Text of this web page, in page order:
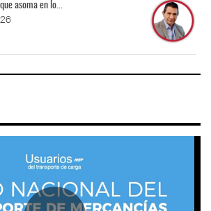
asoma en lo...